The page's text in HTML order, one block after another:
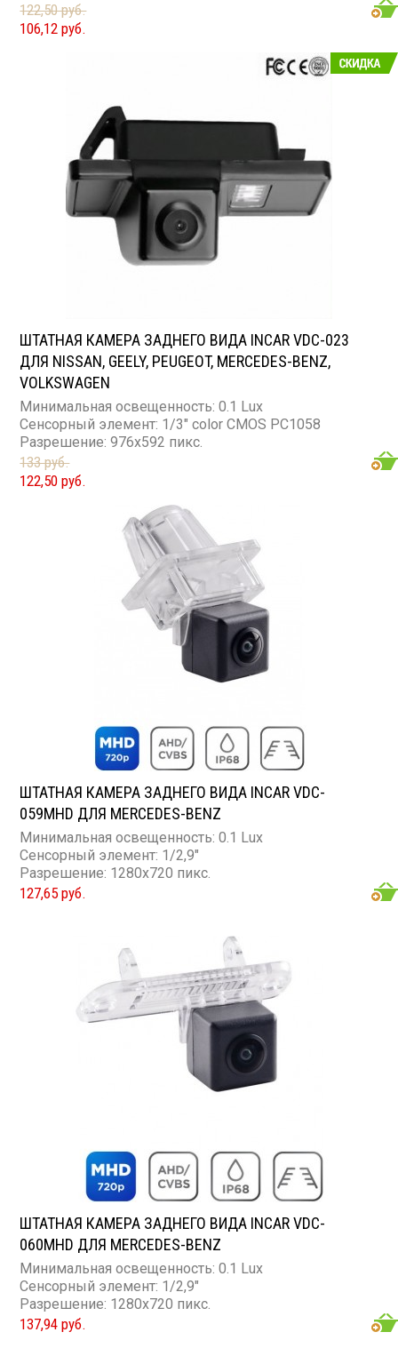
122,50 руб.
106,12 руб.
ШТАТНАЯ КАМЕРА ЗАДНЕГО ВИДА INCAR VDC-023
ДЛЯ NISSAN, GEELY, PEUGEOT, MERCEDES-BENZ,
VOLKSWAGEN
Минимальная освещенность: 0.1 Lux
Сенсорный элемент: 1/3" color CMOS PC1058
Разрешение: 976x592 пикс.
133 руб.
122,50 руб.
ШТАТНАЯ КАМЕРА ЗАДНЕГО ВИДА INCAR VDC-
059MHD ДЛЯ MERCEDES-BENZ
Минимальная освещенность: 0.1 Lux
Сенсорный элемент: 1/2,9"
Разрешение: 1280x720 пикс.
127,65 руб.
ШТАТНАЯ КАМЕРА ЗАДНЕГО ВИДА INCAR VDC-
060MHD ДЛЯ MERCEDES-BENZ
Минимальная освещенность: 0.1 Lux
Сенсорный элемент: 1/2,9"
Разрешение: 1280x720 пикс.
137,94 руб.